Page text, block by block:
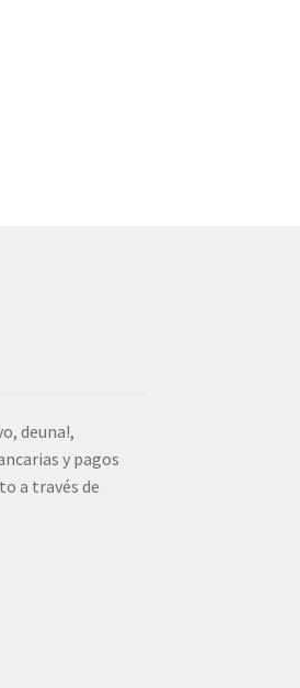
deuna!,
y pagos
a través de